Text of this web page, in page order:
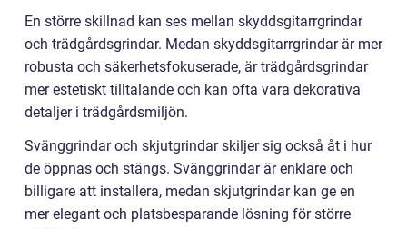
En större skillnad kan ses mellan skyddsgitarrgrindar
och trädgårdsgrindar. Medan skyddsgitarrgrindar är mer
robusta och säkerhetsfokuserade, är trädgårdsgrindar
mer estetiskt tilltalande och kan ofta vara dekorativa
detaljer i trädgårdsmiljön.
Svänggrindar och skjutgrindar skiljer sig också åt i hur
de öppnas och stängs. Svänggrindar är enklare och
billigare att installera, medan skjutgrindar kan ge en
mer elegant och platsbesparande lösning för större